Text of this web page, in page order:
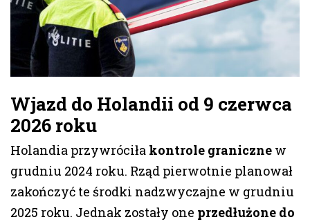
Wjazd do Holandii od 9 czerwca
2026 roku
Holandia przywróciła kontrole graniczne w
grudniu 2024 roku. Rząd pierwotnie planował
zakończyć te środki nadzwyczajne w grudniu
2025 roku. Jednak zostały one przedłużone do